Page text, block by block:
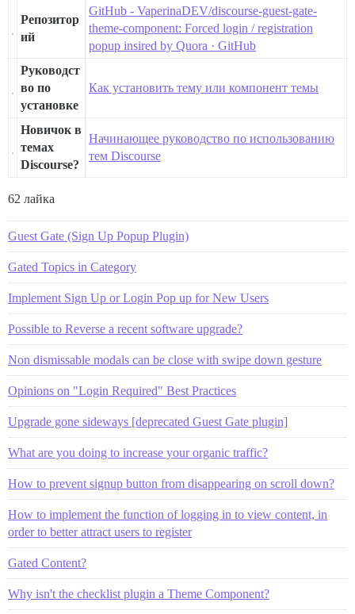
Репозитор
ий
GitHub - VaperinaDEV/discourse-guest-gate-
theme-component: Forced login / registration
popup insired by Quora · GitHub
Руководст
во по
установке
Как установить тему или компонент темы
Новичок в
темах
Discourse?
Начинающее руководство по использованию
тем Discourse
62 лайка
Guest Gate (Sign Up Popup Plugin)
Gated Topics in Category
Implement Sign Up or Login Pop up for New Users
Possible to Reverse a recent software upgrade?
Non dismissable modals can be close with swipe down gesture
Opinions on "Login Required" Best Practices
Upgrade gone sideways [deprecated Guest Gate plugin]
What are you doing to increase your organic traffic?
How to prevent signup button from disappearing on scroll down?
How to implement the function of logging in to view content, in
order to better attract users to register
Gated Content?
Why isn't the checklist plugin a Theme Component?